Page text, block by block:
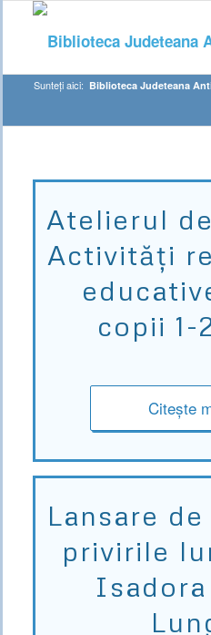
Sunteți aici: Biblioteca Judeteana
Atelierul
Activități
copii
Citește
Lansare
privirile